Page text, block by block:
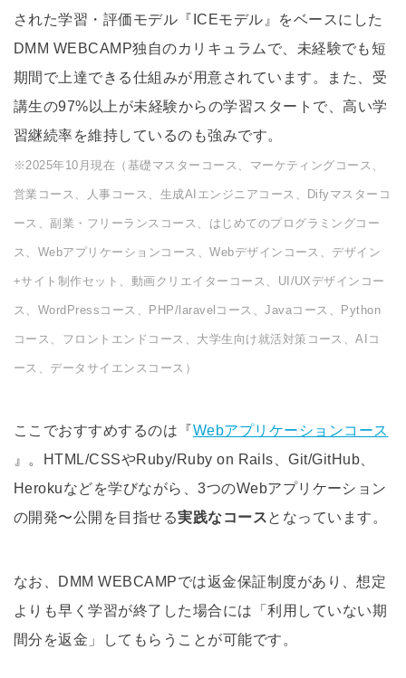
された学習・評価モデル『ICEモデル』をベースにした
DMM WEBCAMP独自のカリキュラムで、未経験でも短
期間で上達できる仕組みが用意されています。また、受
講生の97%以上が未経験からの学習スタートで、高い学
習継続率を維持しているのも強みです。
※2025年10月現在（基礎マスターコース、マーケティングコース、
営業コース、人事コース、生成AIエンジニアコース、Difyマスターコ
ース、副業・フリーランスコース、はじめてのプログラミングコー
ス、Webアプリケーションコース、Webデザインコース、デザイン
+サイト制作セット、動画クリエイターコース、UI/UXデザインコー
ス、WordPressコース、PHP/laravelコース、Javaコース、Python
コース、フロントエンドコース、大学生向け就活対策コース、AIコ
ース、データサイエンスコース）
ここでおすすめするのは『Webアプリケーションコース
』。HTML/CSSやRuby/Ruby on Rails、Git/GitHub、
Herokuなどを学びながら、3つのWebアプリケーション
の開発〜公開を目指せる実践なコースとなっています。
なお、DMM WEBCAMPでは返金保証制度があり、想定
よりも早く学習が終了した場合には「利用していない期
間分を返金」してもらうことが可能です。